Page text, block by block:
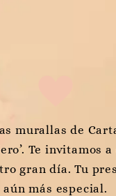
murallas de
Te invitamos
gran día. Tu
aún más especial.